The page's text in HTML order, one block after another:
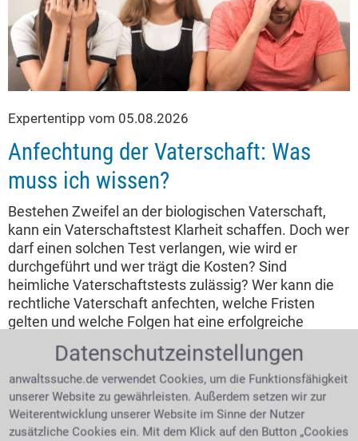
Expertentipp vom 05.08.2026
Anfechtung der Vaterschaft: Was
muss ich wissen?
Bestehen Zweifel an der biologischen Vaterschaft,
kann ein Vaterschaftstest Klarheit schaffen. Doch wer
darf einen solchen Test verlangen, wie wird er
durchgeführt und wer trägt die Kosten? Sind
heimliche Vaterschaftstests zulässig? Wer kann die
rechtliche Vaterschaft anfechten, welche Fristen
gelten und welche Folgen hat eine erfolgreiche
Vaterschaftsanfechtung für Vater, Mutter und Kind?
4.0 /5(479 Bewertungen)
Datenschutzeinstellungen
anwaltssuche.de verwendet Cookies, um die Funktionsfähigkeit
unserer Website zu gewährleisten. Außerdem setzen wir zur
Weiterentwicklung unserer Website im Sinne der Nutzer
zusätzliche Cookies ein. Mit dem Klick auf den Button „Cookies